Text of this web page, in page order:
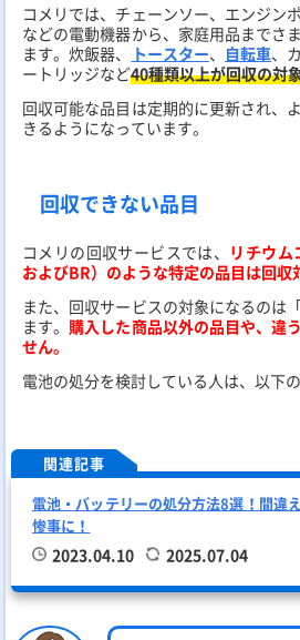
コメリでは、チェーンソー、エンジン
などの電動機器から、家庭用品までさ
ます。炊飯器、
トースター、 自転車、
ートリッジなど40種類以上が回収の対
回収可能な品目は定期的に更新され、
きるようになっています。
回収できない品目
コメリの回収サービスでは、 リチウム
およびBR）のような特定の品目は回収
また、回収サービスの対象になるのは
ます。 購入した商品以外の品目や、違
せん。
電池の処分を検討している人は、以下
関連記事
電池・バッテリーの処分方法8選！間違
惨事に！
2023.04.10 2025.07.04